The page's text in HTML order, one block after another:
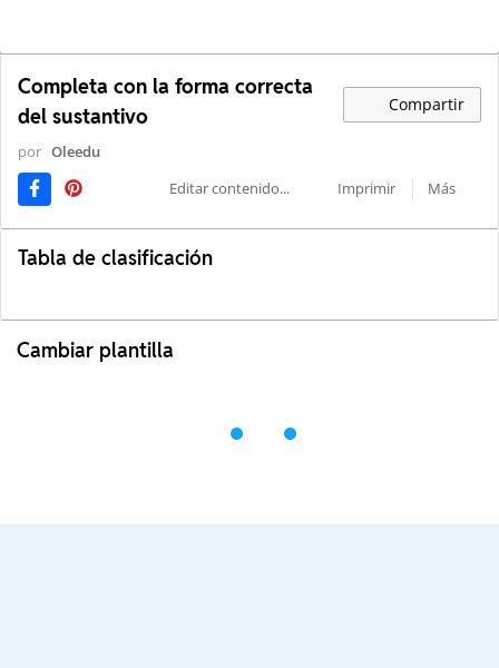
Completa con la forma correcta
del sustantivo
Compartir
por Oleedu
Editar contenido...
Imprimir Más
Tabla de clasificación
Cambiar plantilla